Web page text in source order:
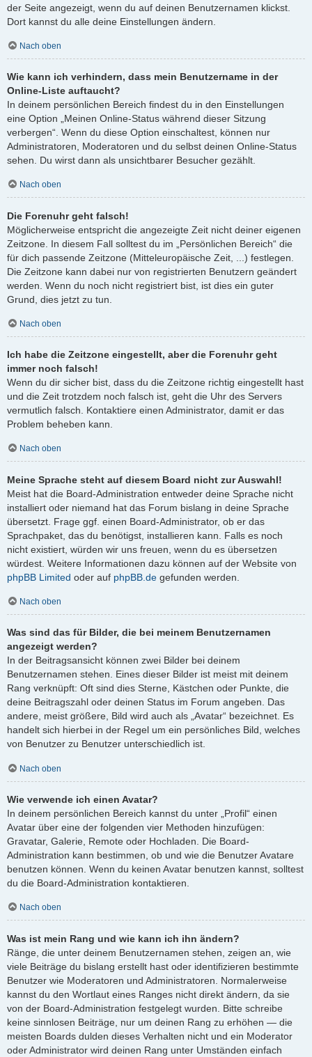
der Seite angezeigt, wenn du auf deinen Benutzernamen klickst.
Dort kannst du alle deine Einstellungen ändern.
Nach oben
Wie kann ich verhindern, dass mein Benutzername in der
Online-Liste auftaucht?
In deinem persönlichen Bereich findest du in den Einstellungen
eine Option „Meinen Online-Status während dieser Sitzung
verbergen“. Wenn du diese Option einschaltest, können nur
Administratoren, Moderatoren und du selbst deinen Online-Status
sehen. Du wirst dann als unsichtbarer Besucher gezählt.
Nach oben
Die Forenuhr geht falsch!
Möglicherweise entspricht die angezeigte Zeit nicht deiner eigenen
Zeitzone. In diesem Fall solltest du im „Persönlichen Bereich“ die
für dich passende Zeitzone (Mitteleuropäische Zeit, ...) festlegen.
Die Zeitzone kann dabei nur von registrierten Benutzern geändert
werden. Wenn du noch nicht registriert bist, ist dies ein guter
Grund, dies jetzt zu tun.
Nach oben
Ich habe die Zeitzone eingestellt, aber die Forenuhr geht
immer noch falsch!
Wenn du dir sicher bist, dass du die Zeitzone richtig eingestellt hast
und die Zeit trotzdem noch falsch ist, geht die Uhr des Servers
vermutlich falsch. Kontaktiere einen Administrator, damit er das
Problem beheben kann.
Nach oben
Meine Sprache steht auf diesem Board nicht zur Auswahl!
Meist hat die Board-Administration entweder deine Sprache nicht
installiert oder niemand hat das Forum bislang in deine Sprache
übersetzt. Frage ggf. einen Board-Administrator, ob er das
Sprachpaket, das du benötigst, installieren kann. Falls es noch
nicht existiert, würden wir uns freuen, wenn du es übersetzen
würdest. Weitere Informationen dazu können auf der Website von
phpBB Limited oder auf phpBB.de gefunden werden.
Nach oben
Was sind das für Bilder, die bei meinem Benutzernamen
angezeigt werden?
In der Beitragsansicht können zwei Bilder bei deinem
Benutzernamen stehen. Eines dieser Bilder ist meist mit deinem
Rang verknüpft: Oft sind dies Sterne, Kästchen oder Punkte, die
deine Beitragszahl oder deinen Status im Forum angeben. Das
andere, meist größere, Bild wird auch als „Avatar“ bezeichnet. Es
handelt sich hierbei in der Regel um ein persönliches Bild, welches
von Benutzer zu Benutzer unterschiedlich ist.
Nach oben
Wie verwende ich einen Avatar?
In deinem persönlichen Bereich kannst du unter „Profil“ einen
Avatar über eine der folgenden vier Methoden hinzufügen:
Gravatar, Galerie, Remote oder Hochladen. Die Board-
Administration kann bestimmen, ob und wie die Benutzer Avatare
benutzen können. Wenn du keinen Avatar benutzen kannst, solltest
du die Board-Administration kontaktieren.
Nach oben
Was ist mein Rang und wie kann ich ihn ändern?
Ränge, die unter deinem Benutzernamen stehen, zeigen an, wie
viele Beiträge du bislang erstellt hast oder identifizieren bestimmte
Benutzer wie Moderatoren und Administratoren. Normalerweise
kannst du den Wortlaut eines Ranges nicht direkt ändern, da sie
von der Board-Administration festgelegt wurden. Bitte schreibe
keine sinnlosen Beiträge, nur um deinen Rang zu erhöhen — die
meisten Boards dulden dieses Verhalten nicht und ein Moderator
oder Administrator wird deinen Rang unter Umständen einfach